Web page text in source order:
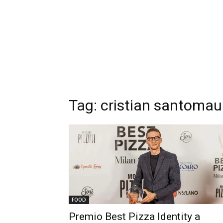
Tag: cristian
FOOD
Premio Best Pizza Identity a